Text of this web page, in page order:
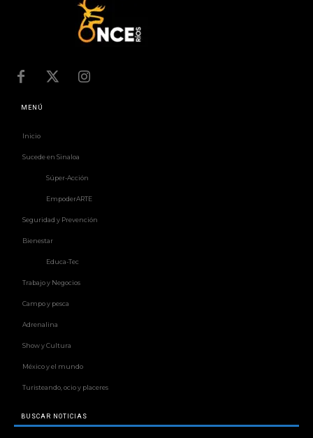
MENÚ
Inicio
Sucede en Sinaloa
Súper-Acción
EmpoderARTE
Seguridad y Prevención
Bienestar
Educa-Tec
Trabajo y Negocios
Campo y pesca
Adrenalina
Show y Cultura
México y el mundo
Turisteando, ocio y placeres
BUSCAR NOTICIAS